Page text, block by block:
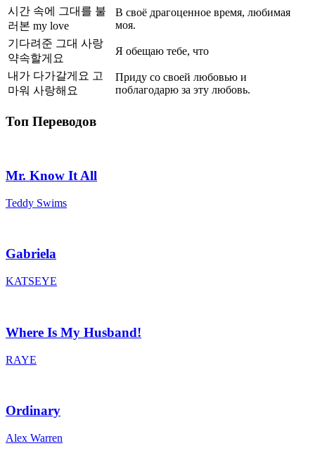
시간 속에 그대를 불
러본 my love
В своё драгоценное время, любимая
моя.
기다려준 그대 사랑
약속할게요
Я обещаю тебе, что
내가 다가갈게요 고
마워 사랑해요
Приду со своей любовью и
поблагодарю за эту любовь.
Топ Переводов
Mr. Know It All
Teddy Swims
Gabriela
KATSEYE
Where Is My Husband!
RAYE
Ordinary
Alex Warren